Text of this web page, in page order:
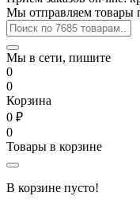
Мы отправляем товары
Мы в сети, пишите
0
0
Корзина
0 ₽
0
Товары в корзине
В корзине пусто!